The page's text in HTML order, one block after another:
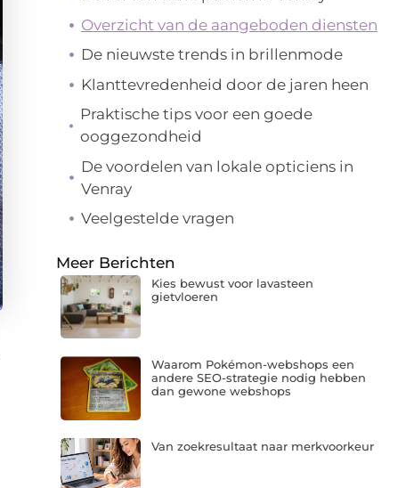
Overzicht van de aangeboden diensten
De nieuwste trends in brillenmode
Klanttevredenheid door de jaren heen
Praktische tips voor een goede
ooggezondheid
De voordelen van lokale opticiens in
Venray
Veelgestelde vragen
Meer Berichten
Kies bewust voor lavasteen
gietvloeren
Waarom Pokémon-webshops een
andere SEO-strategie nodig hebben
dan gewone webshops
Van zoekresultaat naar merkvoorkeur